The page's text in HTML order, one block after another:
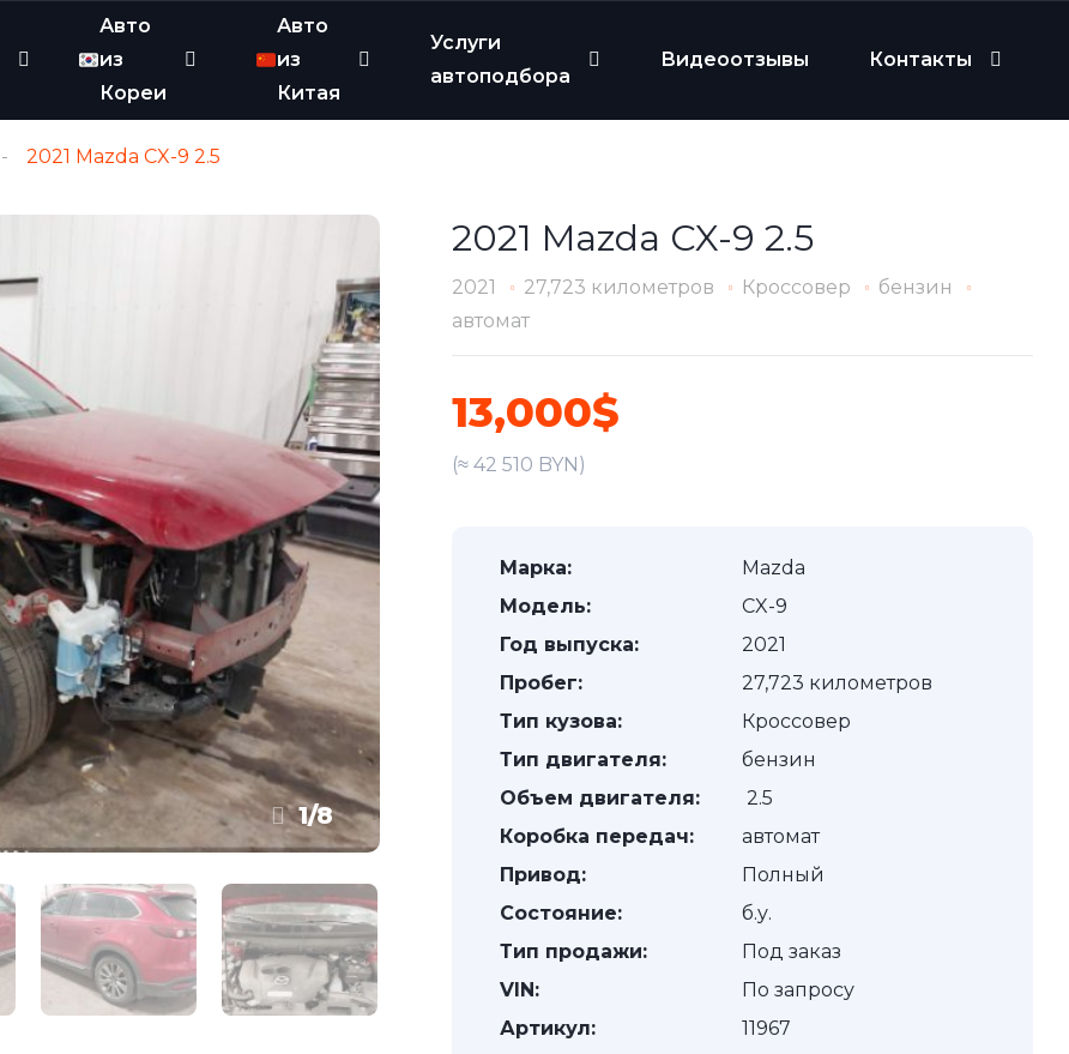
Авто
из
Кореи
Авто
из
Китая
Услуги
автоподбора
Видеоотзывы Контакты
2021 Mazda CX-9 2.5
1/8
2021 Mazda CX-9 2.5
2021 27,723 километров Кроссовер
бензин
автомат
13,000$
(≈ 42 510 BYN)
Марка:
Mazda
Модель:
CX-9
Год выпуска:
2021
Пробег:
27,723 километров
Тип кузова:
Кроссовер
Тип двигателя:
бензин
Объем двигателя:
2.5
Коробка передач:
автомат
Привод:
Полный
Состояние:
б.у.
Тип продажи:
Под заказ
VIN:
По запросу
Артикул:
11967